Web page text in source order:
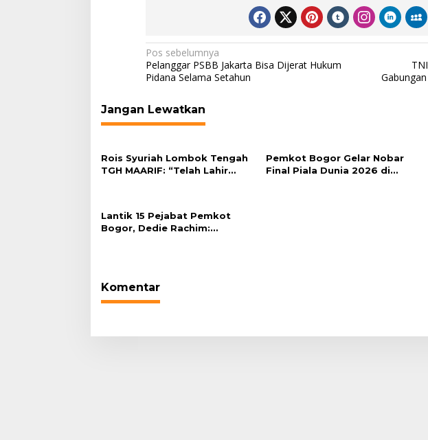
Navigasi
pos
Pos sebelumnya
Pelanggar PSBB Jakarta Bisa Dijerat Hukum
Pidana Selama Setahun
Jangan Lewatkan
Rois Syuriah Lombok Tengah
TGH MAARIF: “Telah Lahir
Pemkot Bogor Gelar Nobar
Final Piala Dunia 2026 di
Lantik 15 Pejabat Pemkot
Bogor, Dedie Rachim:
Komentar